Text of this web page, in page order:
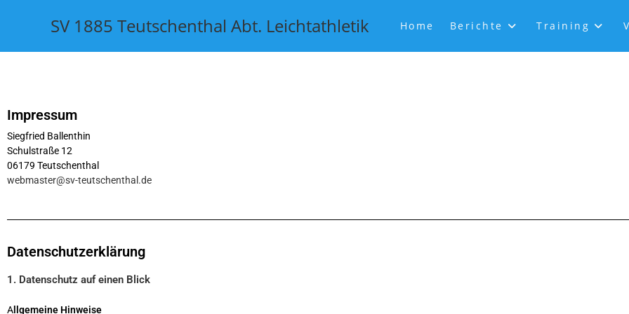
SV 1885 Teutschenthal Abt. Leichtathletik Home Berichte Training
Impressum
Siegfried Ballenthin
Schulstraße 12
06179 Teutschenthal
webmaster@sv-teutschenthal.de
Datenschutzerklärung
1. Datenschutz auf einen Blick
A llgemeine Hinweise